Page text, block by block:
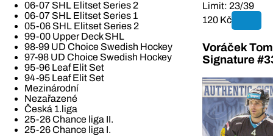
06-07 SHL Elitset Series 2
06-07 SHL Elitset Series 1
05-06 SHL Elitset Series 2
99-00 Upper Deck SHL
98-99 UD Choice Swedish Hockey
97-98 UD Choice Swedish Hockey
95-96 Leaf Elit Set
94-95 Leaf Elit Set
Mezinárodní
Nezařazené
Česká 1.liga
25-26 Chance liga II.
25-26 Chance liga I.
Limit: 23/39
120 Kč
Voráček
Signature